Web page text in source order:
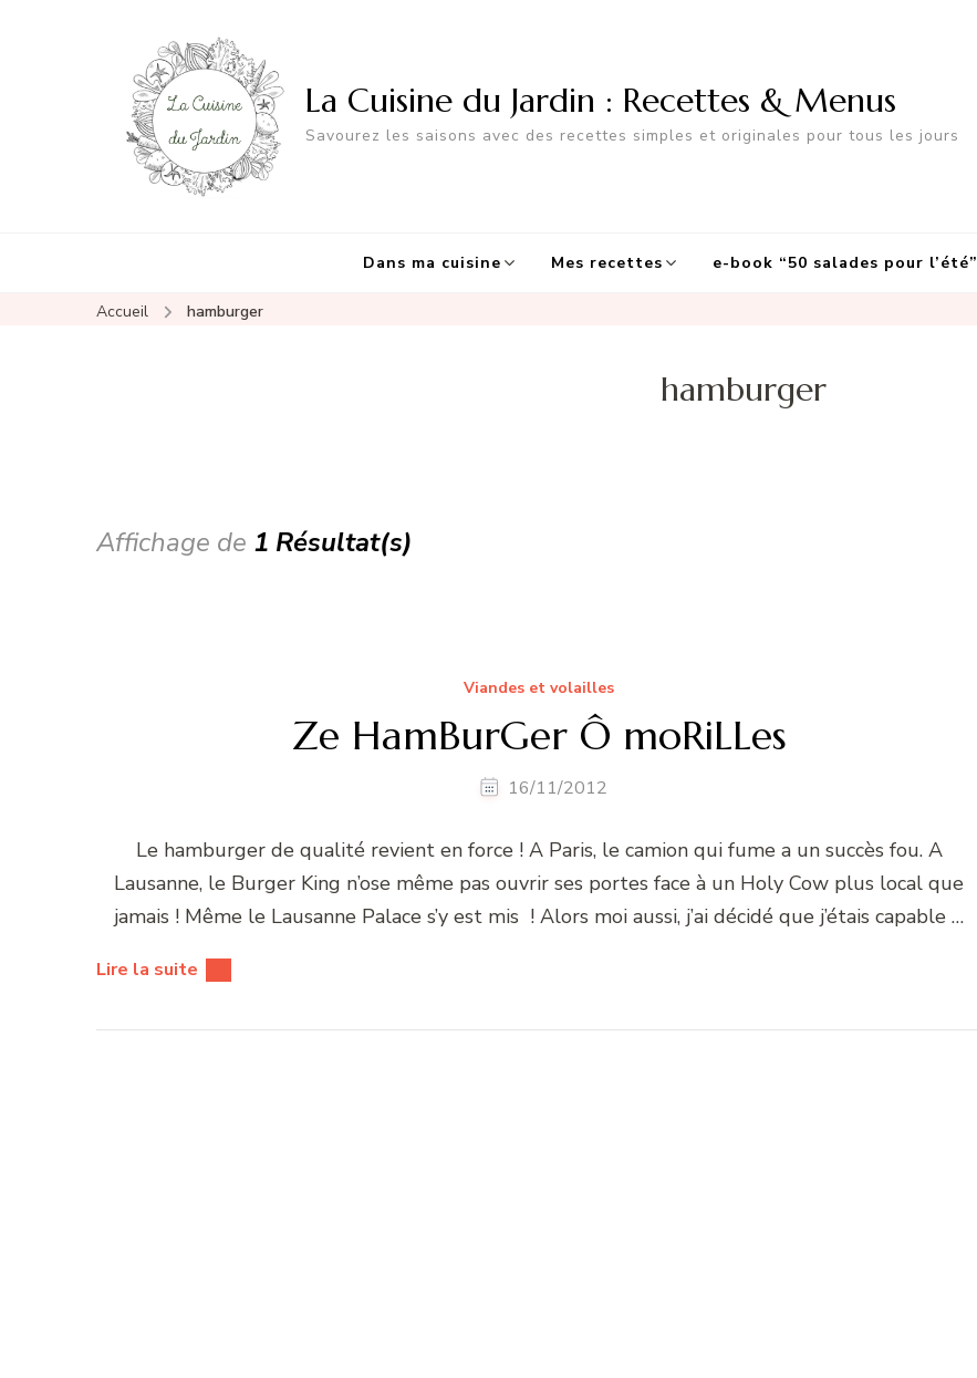
La Cuisine du Jardin : Recettes & Menus
Savourez les saisons avec des recettes simples et originales pour tous les jours
Dans ma cuisine Mes recettes e-book “50 salades pour l’été”
Accueil hamburger
hamburger
Affichage de 1 Résultat(s)
Viandes et volailles
Ze HamBurGer Ô moRiLLes
16/11/2012
Le hamburger de qualité revient en force ! A Paris, le camion qui fume a un succès fou. A
Lausanne, le Burger King n’ose même pas ouvrir ses portes face à un Holy Cow plus local que
jamais ! Même le Lausanne Palace s’y est mis ! Alors moi aussi, j’ai décidé que j’étais capable …
Lire la suite